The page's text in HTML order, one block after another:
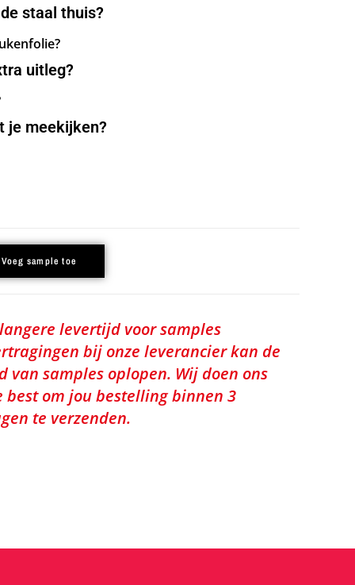
staal thuis?
uitleg?
je meekijken?
Voeg sample toe
levertijd voor samples
bij onze leverancier kan de
van samples oplopen. Wij doen ons
best om jou bestelling binnen 3
te verzenden.